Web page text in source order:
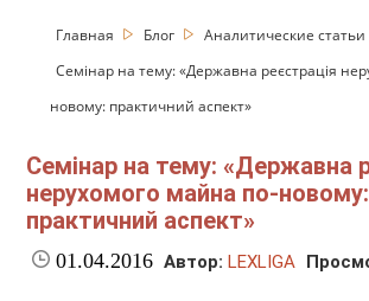
Главная Блог Аналитические статьи
Семінар на тему: «Державна реєстрація
новому: практичний аспект»
Семінар на тему: «Державна
нерухомого майна по-новому:
практичний аспект»
01.04.2016 Автор: LEXLIGA